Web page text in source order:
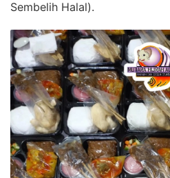
Sembelih Halal).